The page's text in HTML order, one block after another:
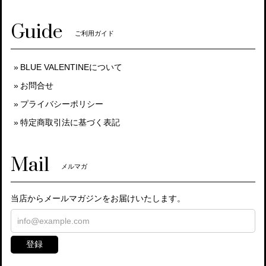
Guide ご利用ガイド
BLUE VALENTINEについて
お問合せ
プライバシーポリシー
特定商取引法に基づく表記
Mail メルマガ
当店からメールマガジンをお届けいたします。
登録